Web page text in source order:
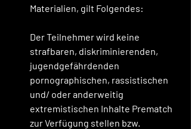
Materialien, gilt Folgendes:
Der Teilnehmer wird keine
strafbaren, diskriminierenden,
jugendgefährdenden
pornographischen, rassistischen
und/ oder anderweitig
extremistischen Inhalte Prematch
zur Verfügung stellen bzw.